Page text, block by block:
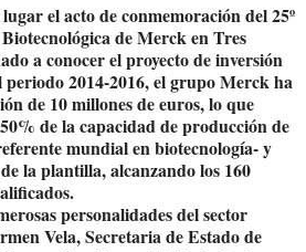
el acto de conmemoración del 25º
de Merck en Tres
a conocer el proyecto de inversión
2014-2016, el grupo Merck ha
de 10 millones de euros, lo que
de la capacidad de producción de
mundial en biotecnología- y
la plantilla, alcanzando los 160
personalidades del sector
Vela, Secretaria de Estado de